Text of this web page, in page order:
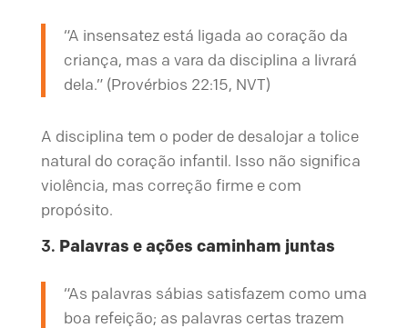
“A insensatez está ligada ao coração da
criança, mas a vara da disciplina a livrará
dela.” (Provérbios 22:15, NVT)
A disciplina tem o poder de desalojar a tolice
natural do coração infantil. Isso não significa
violência, mas correção firme e com
propósito.
3. Palavras e ações caminham juntas
“As palavras sábias satisfazem como uma
boa refeição; as palavras certas trazem